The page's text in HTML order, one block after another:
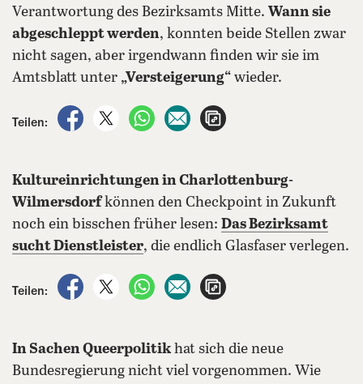
Verantwortung des Bezirksamts Mitte. Wann sie
abgeschleppt werden, konnten beide Stellen zwar
nicht sagen, aber irgendwann finden wir sie im
Amtsblatt unter „Versteigerung“ wieder.
Teilen:
auf Facebook teilen
auf X teilenper WhatsApp teilen
per E-Mail teilen
Kultureinrichtungen in Charlottenburg-
Wilmersdorfkönnen den Checkpoint in Zukunft
noch ein bisschen früher lesen: Das Bezirksamt
sucht Dienstleister, die endlich Glasfaser verlegen.
Teilen:
auf Facebook teilen
auf X teilenper WhatsApp teilen
per E-Mail teilen
In Sachen Queerpolitikhat sich die neue
Bundesregierung nicht viel vorgenommen. Wie